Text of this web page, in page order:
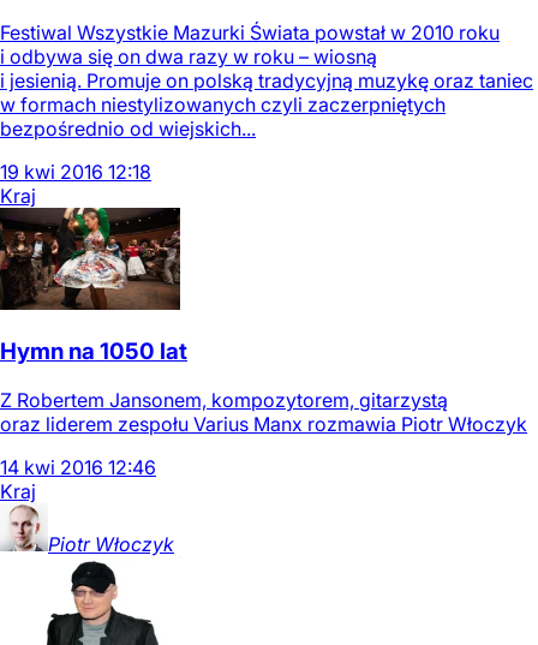
Festiwal Wszystkie Mazurki Świata powstał w 2010 roku
i odbywa się on dwa razy w roku – wiosną
i jesienią. Promuje on polską tradycyjną muzykę oraz taniec
w formach niestylizowanych czyli zaczerpniętych
bezpośrednio od wiejskich...
19 kwi 2016 12:18
Kraj
Hymn na 1050 lat
Z Robertem Jansonem, kompozytorem, gitarzystą
oraz liderem zespołu Varius Manx rozmawia Piotr Włoczyk
14 kwi 2016 12:46
Kraj
Piotr Włoczyk